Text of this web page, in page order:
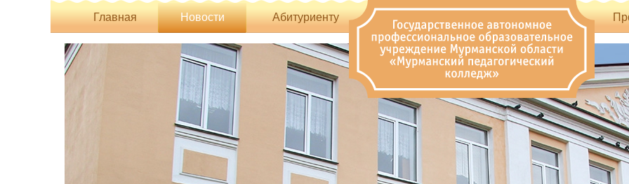
Главная Новости Абитуриенту